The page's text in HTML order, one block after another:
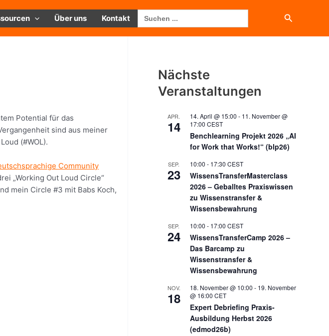
Über uns Kontakt
Search
for: Suchen
Potential für das
sind aus meiner
(#WOL).
Community
„Working Out Loud Circle“
mein Circle #3 mit Babs Koch,
Nächste
Veranstaltungen
APR.
14
14. April @ 15:00 - 11. November @
17:00 CEST
Benchlearning Projekt 2026 „AI
for Work that Works!“ (blp26)
SEP.
23
10:00 - 17:30 CEST
WissensTransferMasterclass
2026 – Geballtes Praxiswissen
zu Wissenstransfer &
Wissensbewahrung
SEP.
24
10:00 - 17:00 CEST
WissensTransferCamp 2026 –
Das Barcamp zu
Wissenstransfer &
Wissensbewahrung
NOV.
18
18. November @ 10:00 - 19. November
@ 16:00 CET
Expert Debriefing Praxis-
Ausbildung Herbst 2026
(edmod26b)